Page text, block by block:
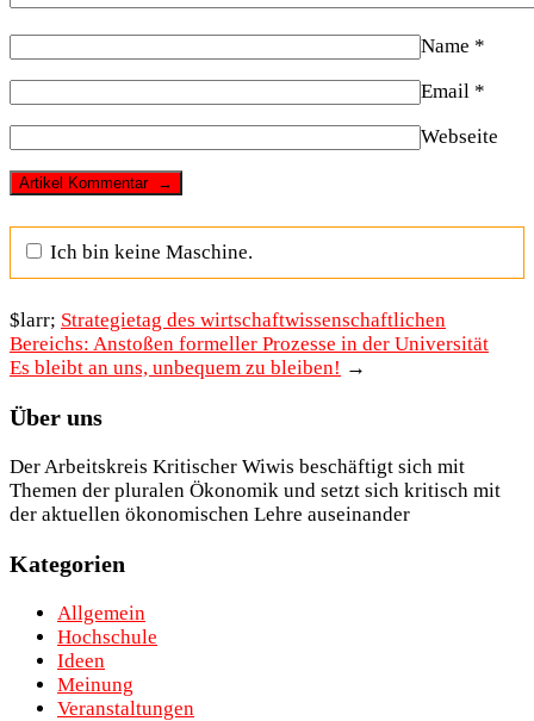
Name *
Email *
Webseite
Ich bin keine Maschine.
$larr; Strategietag des wirtschaftwissenschaftlichen
Bereichs: Anstoßen formeller Prozesse in der Universität
Es bleibt an uns, unbequem zu bleiben! →
Über uns
Der Arbeitskreis Kritischer Wiwis beschäftigt sich mit
Themen der pluralen Ökonomik und setzt sich kritisch mit
der aktuellen ökonomischen Lehre auseinander
Kategorien
Allgemein
Hochschule
Ideen
Meinung
Veranstaltungen